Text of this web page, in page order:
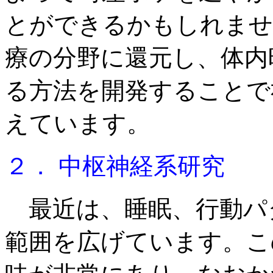
とができるかもしれま
療の分野に還元し、体
る方法を開発すること
えています。
２． 中枢神経系研究
最近は、睡眠、行動
範囲を広げています。